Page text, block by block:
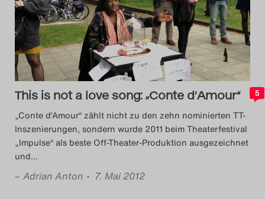
Das Theatertreffen-Blog
2014
Das Theatertreffen-Blog
2015
Das Theatertreffen-Blog
2016
Das Theatertreffen-Blog
This is not a love song: „Conte d’Amour“ 5
„Conte d’Amour“ zählt nicht zu den zehn nominierten TT-
Inszenierungen, sondern wurde 2011 beim Theaterfestival
„Impulse“ als beste Off-Theater-Produktion ausgezeichnet
und…
– Adrian Anton • 7. Mai 2012